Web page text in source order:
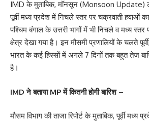
IMD के मुताबिक, मॉनसून (Monsoon Update)
पूर्वी मध्य प्रदेश में निचले स्तर पर चक्रवाती हवाओं
पश्चिम बंगाल के उत्तरी भागों में भी निचले व मध्य
क्षेत्र देखा गया है। इन मौसमी प्रणालियों के चलते
भारत के कई हिस्सों में अगले 7 दिनों तक बहुत तेज
है।
IMD ने बताया MP में कितनी होगी बारिश –
मौसम विभाग की ताजा रिपोर्ट के मुताबिक, पूर्वी